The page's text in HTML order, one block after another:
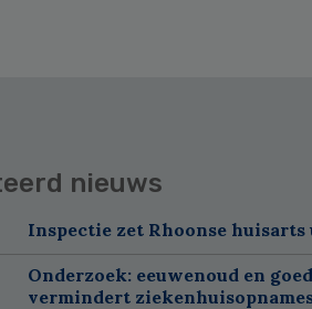
nieuws
Inspectie zet Rhoonse
Onderzoek: eeuwenoud en
vermindert